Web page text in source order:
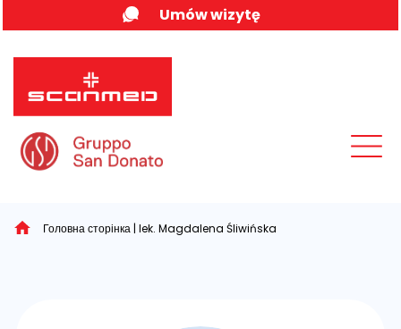
to
content
Umów wizytę
Головна сторінка | lek. Magdalena Śliwińska